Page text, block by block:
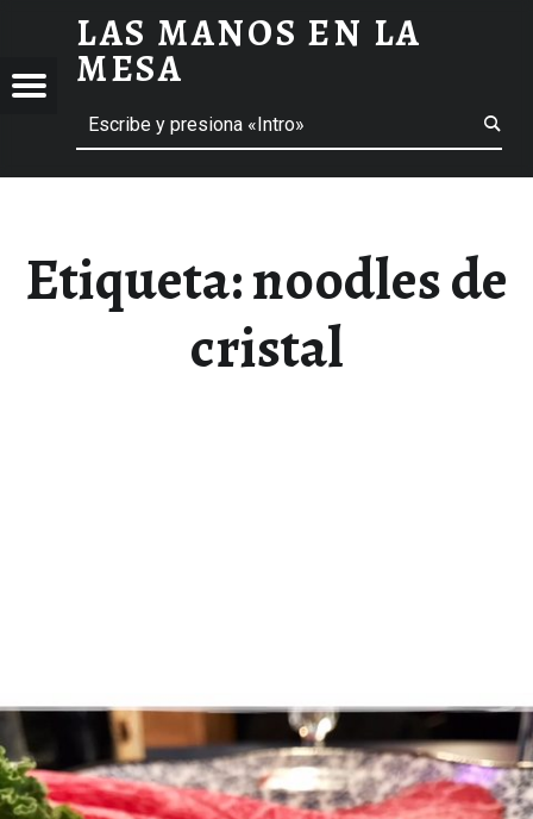
NOODLES DE CRISTAL ARCHIVOS - LAS MANOS EN LA MESA
LAS MANOS EN LA
MESA
Menú Buscar
Etiqueta:noodles de
cristal